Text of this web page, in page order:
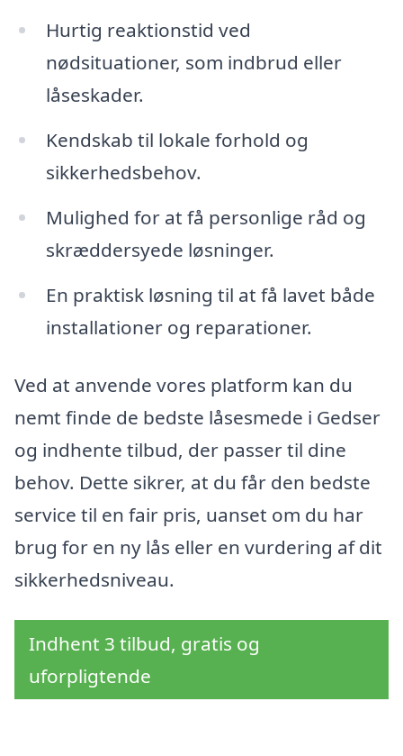
Hurtig reaktionstid ved
nødsituationer, som indbrud eller
låseskader.
Kendskab til lokale forhold og
sikkerhedsbehov.
Mulighed for at få personlige råd og
skræddersyede løsninger.
En praktisk løsning til at få lavet både
installationer og reparationer.
Ved at anvende vores platform kan du
nemt finde de bedste låsesmede i Gedser
og indhente tilbud, der passer til dine
behov. Dette sikrer, at du får den bedste
service til en fair pris, uanset om du har
brug for en ny lås eller en vurdering af dit
sikkerhedsniveau.
Indhent 3 tilbud, gratis og
uforpligtende